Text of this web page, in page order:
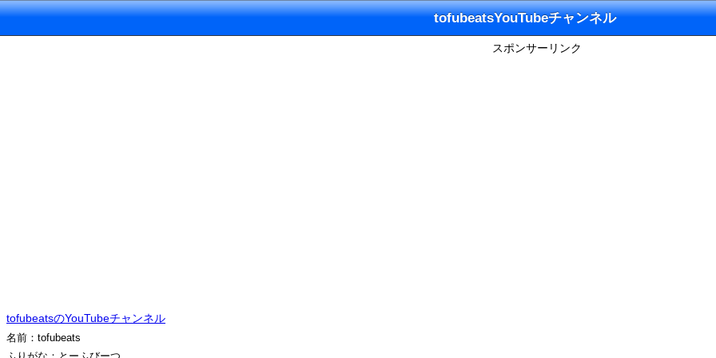
tofubeatsYouTubeチャンネル
スポンサーリンク
tofubeatsのYouTubeチャンネル
名前：tofubeats